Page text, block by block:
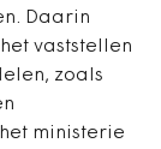
Daarin
vaststellen
zoals
ministerie